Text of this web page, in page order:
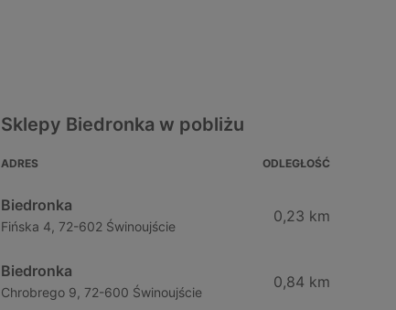
Sklepy Biedronka w pobliżu
ADRES ODLEGŁOŚĆ
Biedronka
Fińska 4, 72-602 Świnoujście
0,23 km
Biedronka
Chrobrego 9, 72-600 Świnoujście
0,84 km